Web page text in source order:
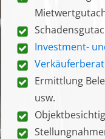
Investment-
Ermittlung
usw.